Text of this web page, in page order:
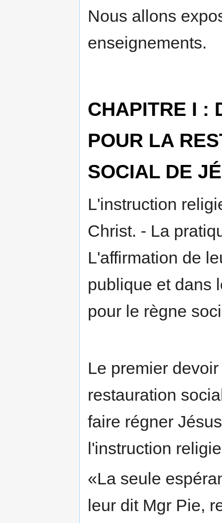
Nous allons
enseignements.
CHAPITRE I :
POUR LA
SOCIAL DE
L'instruction
Christ. - La
L'affirmation de
publique et dans
pour le règne
Le premier
restauration
faire régner
l'instruction
«La seule
leur dit Mgr Pie,